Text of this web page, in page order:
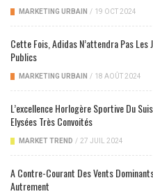
MARKETING URBAIN / 19 OCT 2024
Cette Fois, Adidas N’attendra Pas Les
Publics
MARKETING URBAIN / 18 AOÛT 2024
L’excellence Horlogère Sportive Du
Elysées Très Convoités
MARKET TREND / 27 JUIL 2024
A Contre-Courant Des Vents
Autrement